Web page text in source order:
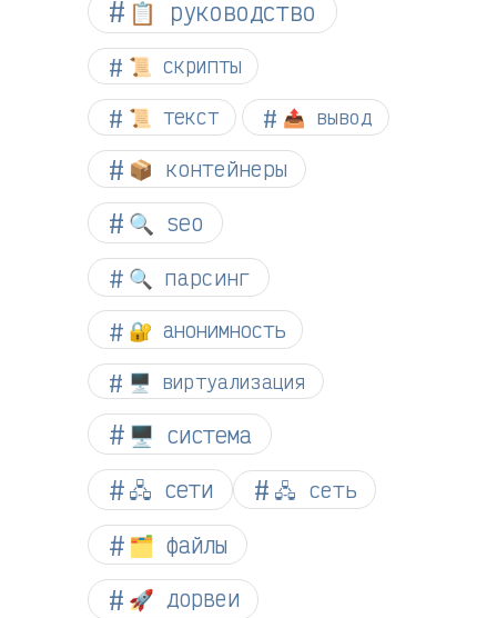
📋 руководство
📜 скрипты
📜 текст 📤 вывод
📦 контейнеры
🔍 seo
🔍 парсинг
🔐 анонимность
🖥️ виртуализация
🖥️ система
🖧 сети
🖧 сеть
🗂️ файлы
🚀 дорвеи